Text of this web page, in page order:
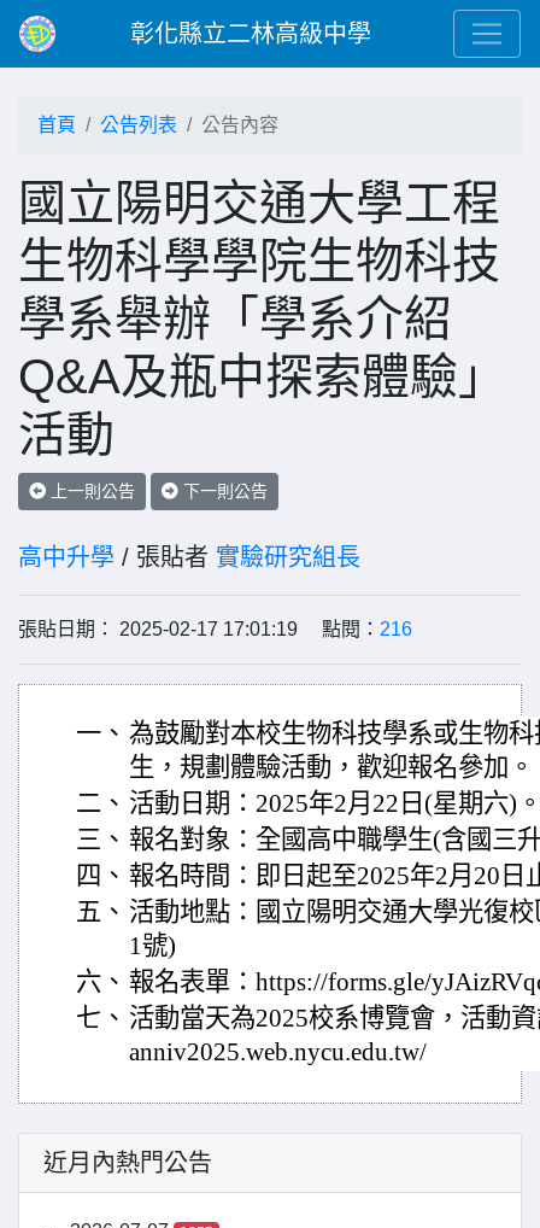
彰化縣立二林高級中學
首頁 公告列表 公告內容
國立陽明交通大學工程
生物科學學院生物科技
學系舉辦「學系介紹
Q&A及瓶中探索體驗」
活動
上一則公告 下一則公告
高中升學 / 張貼者 實驗研究組長
張貼日期： 2025-02-17 17:01:19 點閱： 216
一、 為鼓勵對本校生物科技學系或生物
生，規劃體驗活動，歡迎報名參加。
二、 活動日期：2025年2月22日(星期六)
三、 報名對象：全國高中職學生(含國三
四、 報名時間：即日起至2025年2月20日
五、 活動地點：國立陽明交通大學光復
1號)
六、 報名表單：https://forms.gle/
七、 活動當天為2025校系博覽會，活動
anniv2025.web.nycu.edu.tw/
近月內熱門公告